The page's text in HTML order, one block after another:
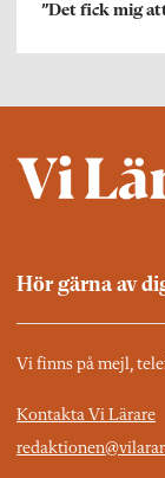
”Det fick mig
Hör gärna av
Vi finns på mejl,
Kontakta Vi Lärare